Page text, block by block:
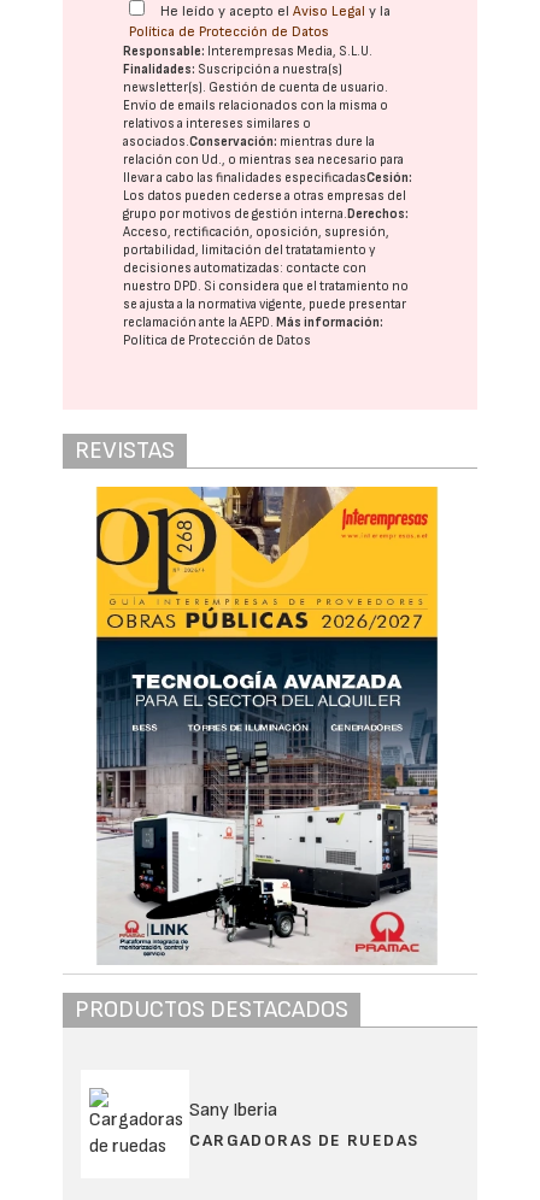
He leído y acepto elAviso Legal y la
Política de Protección de Datos
Responsable: Interempresas Media, S.L.U.
Finalidades: Suscripción a nuestra(s)
newsletter(s). Gestión de cuenta de usuario.
Envío de emails relacionados con la misma o
relativos a intereses similares o
asociados.Conservación: mientras dure la
relación con Ud., o mientras sea necesario para
llevar a cabo las finalidades especificadasCesión:
Los datos pueden cederse a otras empresas del
grupo por motivos de gestión interna.Derechos:
Acceso, rectificación, oposición, supresión,
portabilidad, limitación del tratatamiento y
decisiones automatizadas: contacte con
nuestro DPD. Si considera que el tratamiento no
se ajusta a la normativa vigente, puede presentar
reclamación ante laAEPD.Más información:
Política de Protección de Datos
REVISTAS
PRODUCTOS DESTACADOS
Sany Iberia
CARGADORAS DE RUEDAS